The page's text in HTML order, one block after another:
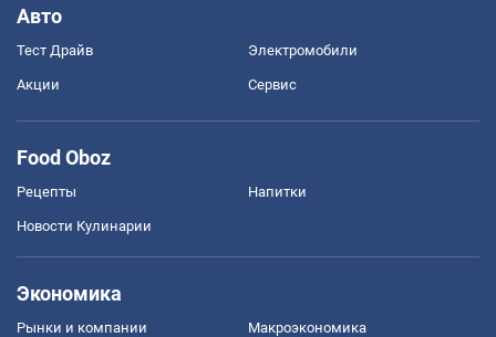
Авто
Тест Драйв Электромобили
Акции Сервис
Food Oboz
Рецепты Напитки
Новости Кулинарии
Экономика
Рынки и компании Mакроэкономика